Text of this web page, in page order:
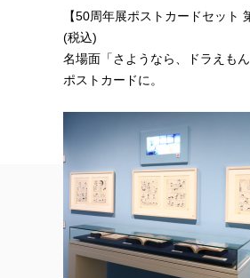
【50周年展ポストカードセット
(税込)
名場面「さようなら、ドラえも
ポストカードに。